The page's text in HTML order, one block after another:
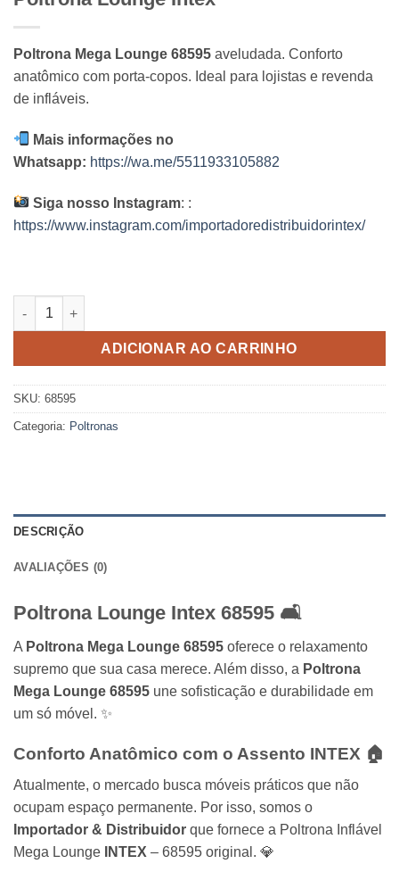
Poltrona Mega Lounge 68595 aveludada. Conforto
anatômico com porta-copos. Ideal para lojistas e revenda
de infláveis.
Mais informações no
Whatsapp: https://wa.me/5511933105882
Siga nosso Instagram: :
https://www.instagram.com/importadoredistribuidorintex/
Poltrona Lounge Intex quantidade
ADICIONAR AO CARRINHO
SKU: 68595
Categoria: Poltronas
DESCRIÇÃO
AVALIAÇÕES (0)
Poltrona Lounge Intex 68595 🛋️
A Poltrona Mega Lounge 68595 oferece o relaxamento
supremo que sua casa merece. Além disso, a Poltrona
Mega Lounge 68595 une sofisticação e durabilidade em
um só móvel. ✨
Conforto Anatômico com o Assento INTEX 🏠
Atualmente, o mercado busca móveis práticos que não
ocupam espaço permanente. Por isso, somos o
Importador & Distribuidor que fornece a Poltrona Inflável
Mega Lounge
INTEX – 68595 original. 💎